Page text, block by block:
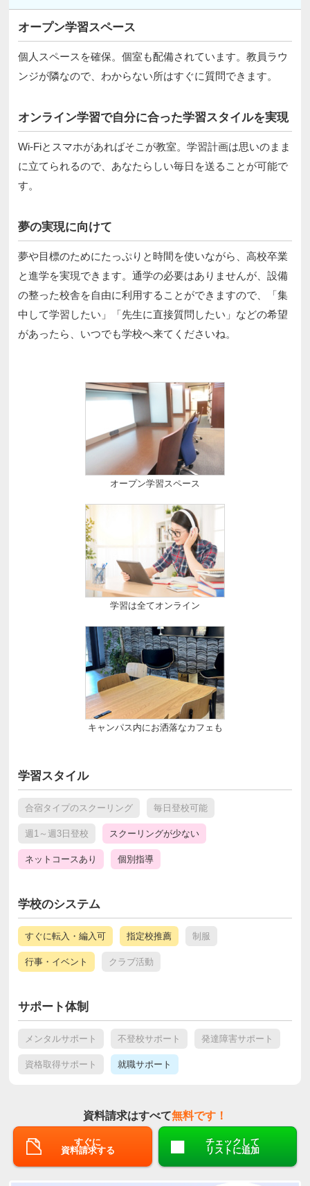
オープン学習スペース
個人スペースを確保。個室も配備されています。教員ラウ
ンジが隣なので、わからない所はすぐに質問できます。
オンライン学習で自分に合った学習スタイルを実現
Wi-Fiとスマホがあればそこが教室。学習計画は思いのまま
に立てられるので、あなたらしい毎日を送ることが可能で
す。
夢の実現に向けて
夢や目標のためにたっぷりと時間を使いながら、高校卒業
と進学を実現できます。通学の必要はありませんが、設備
の整った校舎を自由に利用することができますので、「集
中して学習したい」「先生に直接質問したい」などの希望
があったら、いつでも学校へ来てくださいね。
オープン学習スペース
学習は全てオンライン
キャンパス内にお洒落なカフェも
学習スタイル
合宿タイプのスクーリング 毎日登校可能
週1～週3日登校 スクーリングが少ない
ネットコースあり 個別指導
学校のシステム
すぐに転入・編入可 指定校推薦 制服
行事・イベント クラブ活動
サポート体制
メンタルサポート 不登校サポート 発達障害サポート
資格取得サポート 就職サポート
資料請求はすべて無料です！
すぐに
資料請求する
チェックして
リストに追加